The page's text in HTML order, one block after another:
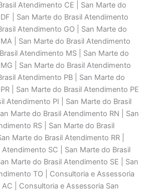
Atendimento CE | San Marte do
| San Marte do Brasil Atendimento
Atendimento GO | San Marte do
| San Marte do Brasil Atendimento
Atendimento MS | San Marte do
| San Marte do Brasil Atendimento
Atendimento PB | San Marte do
| San Marte do Brasil Atendimento PE
Atendimento PI | San Marte do Brasil
Marte do Brasil Atendimento RN | San
RS | San Marte do Brasil
Marte do Brasil Atendimento RR |
Atendimento SC | San Marte do Brasil
Marte do Brasil Atendimento SE | San
TO | Consultoria e Assessoria
| Consultoria e Assessoria San